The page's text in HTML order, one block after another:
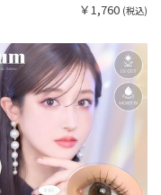
￥1,760 (税込)